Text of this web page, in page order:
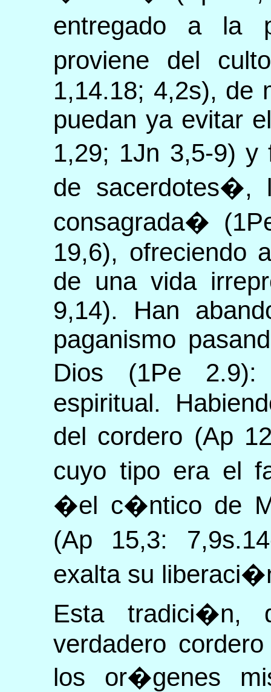
entregado a la
proviene del
1,14.18; 4,2s), de
puedan ya evitar
1,29; 1Jn 3,5-9)
de sacerdotes�,
consagrada�
19,6), ofreciendo
de una vida
9,14). Han
paganismo
Dios (1Pe
espiritual.
del cordero (Ap
cuyo tipo era el
�el c�ntico de
(Ap 15,3:
exalta su
Esta tradici�n,
verdadero
los or�genes